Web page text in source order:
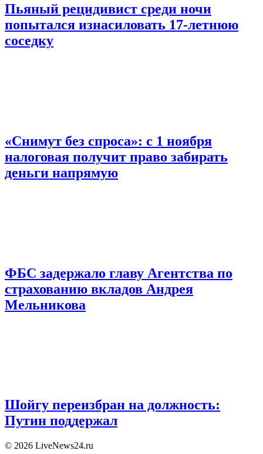
Пьяный рецидивист среди ночи
попытался изнасиловать 17-летнюю
соседку
«Снимут без спроса»: с 1 ноября
налоговая получит право забирать
деньги напрямую
ФБС задержало главу Агентства по
страхованию вкладов Андрея
Мельникова
Шойгу переизбран на должность:
Путин поддержал
© 2026 LiveNews24.ru